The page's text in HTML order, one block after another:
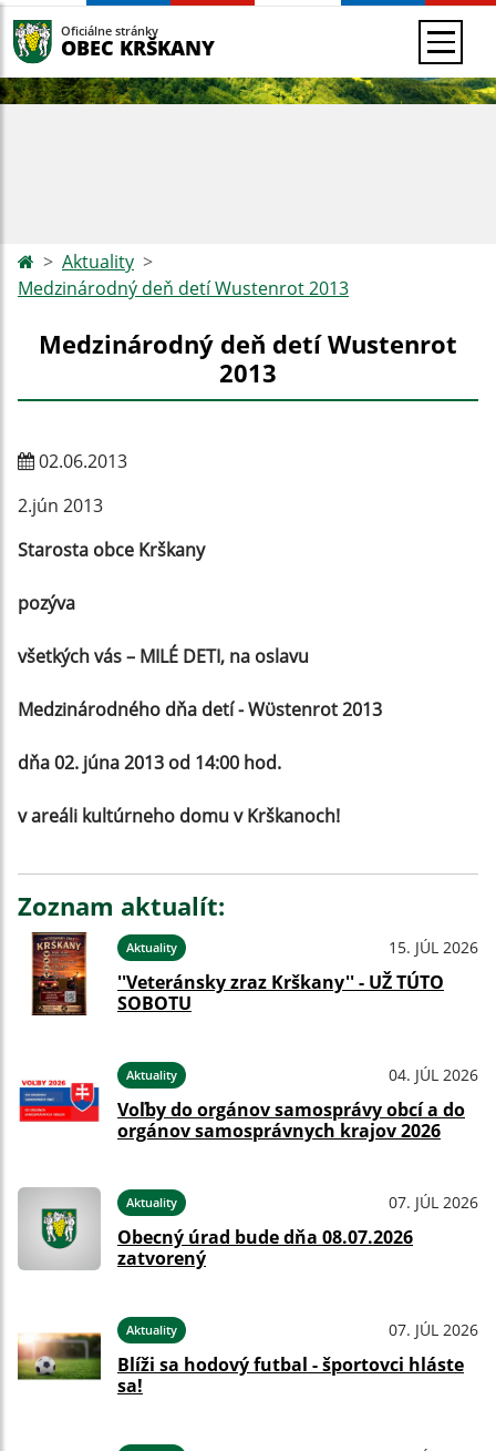
Oficiálne stránky
OBEC KRŠKANY
Aktuality
Medzinárodný deň detí Wustenrot 2013
Medzinárodný deň detí Wustenrot
2013
02.06.2013
2.jún 2013
Starosta obce Krškany
pozýva
všetkých vás – MILÉ DETI, na oslavu
Medzinárodného dňa detí - Wϋstenrot 2013
dňa 02. júna 2013 od 14:00 hod.
v areáli kultúrneho domu v Krškanoch!
Zoznam aktualít:
Aktuality 15. JÚL 2026
''Veteránsky zraz Krškany'' - UŽ TÚTO
SOBOTU
Aktuality 04. JÚL 2026
Voľby do orgánov samosprávy obcí a do
orgánov samosprávnych krajov 2026
Aktuality 07. JÚL 2026
Obecný úrad bude dňa 08.07.2026
zatvorený
Aktuality 07. JÚL 2026
Blíži sa hodový futbal - športovci hláste
sa!